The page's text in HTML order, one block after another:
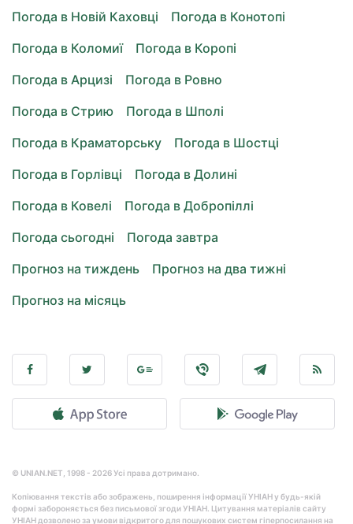
Погода в Новій Каховці
Погода в Конотопі
Погода в Коломиї
Погода в Коропі
Погода в Арцизі
Погода в Ровно
Погода в Стрию
Погода в Шполі
Погода в Краматорську
Погода в Шостці
Погода в Горлівці
Погода в Долині
Погода в Ковелі
Погода в Добропіллі
Погода сьогодні
Погода завтра
Прогноз на тиждень
Прогноз на два тижні
Прогноз на місяць
© UNIAN.NET, 1998 - 2026 Усі права дотримано.
Копіювання текстів або зображень, поширення інформації УНІАН у будь-якій
формі забороняється без письмової згоди УНІАН. Цитування матеріалів сайту
УНІАН дозволено за умови відкритого для пошукових систем гіперпосилання на